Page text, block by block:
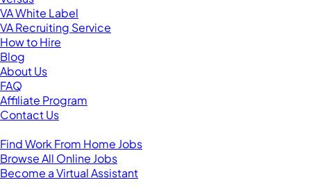
VA White Label
VA Recruiting Service
How to Hire
Blog
About Us
FAQ
Affiliate Program
Contact Us
Find Work From Home Jobs
Browse All Online Jobs
Become a Virtual Assistant